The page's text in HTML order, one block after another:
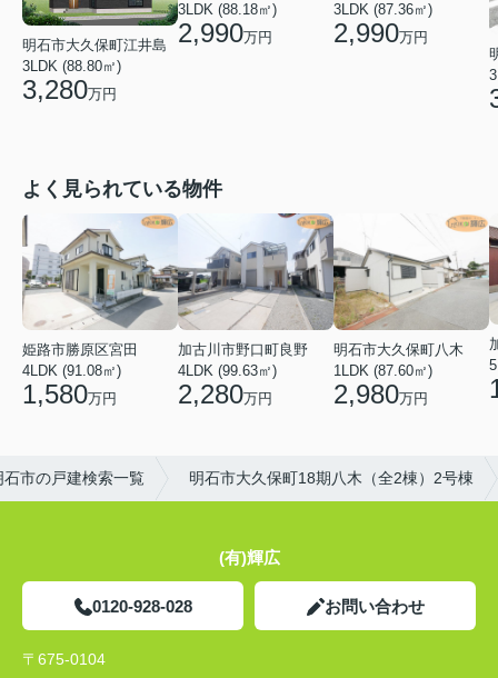
明石市大久保町江井島
3LDK (88.80㎡)
3,280万円
3LDK (88.18㎡)
2,990万円
3LDK (87.36㎡)
2,990万円
よく見られている物件
姫路市勝原区宮田
4LDK (91.08㎡)
1,580万円
加古川市野口町良野
4LDK (99.63㎡)
2,280万円
明石市大久保町八木
1LDK (87.60㎡)
2,980万円
石市の戸建検索一覧 明石市大久保町18期八木（全2棟）2号棟
(有)輝広
0120-928-028 お問い合わせ
〒675-0104